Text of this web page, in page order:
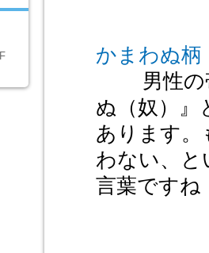
かまわぬ柄
男性の帯
ぬ（奴）』
あります
わない、と
言葉ですね